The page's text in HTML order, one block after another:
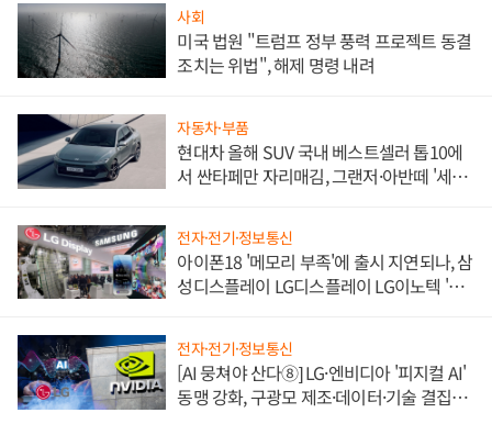
사회
미국 법원 "트럼프 정부 풍력 프로젝트 동결
조치는 위법", 해제 명령 내려
자동차·부품
현대차 올해 SUV 국내 베스트셀러 톱10에
서 싼타페만 자리매김, 그랜저·아반떼 '세단
전자·전기·정보통신
아이폰18 '메모리 부족'에 출시 지연되나, 삼
성디스플레이 LG디스플레이 LG이노텍 '탈
전자·전기·정보통신
[AI 뭉쳐야 산다⑧] LG·엔비디아 '피지컬 AI'
동맹 강화, 구광모 제조·데이터·기술 결집